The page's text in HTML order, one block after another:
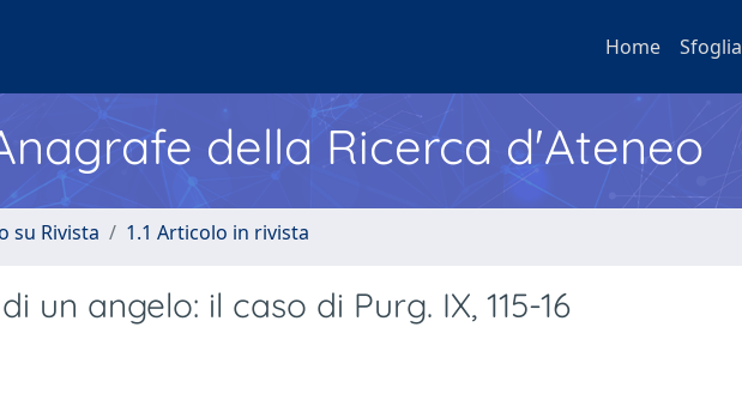
Home Sfoglia
della Ricerca d'Ateneo
su Rivista 1.1 Articolo in rivista
un angelo: il caso di Purg. IX, 115-16